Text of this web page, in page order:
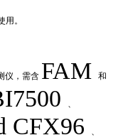
用 。
仪，需含 FAM 和
、
CFX96 、